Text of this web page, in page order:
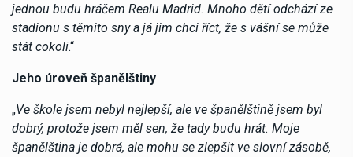
jednou budu hráčem Realu Madrid. Mnoho dětí odchází ze
stadionu s těmito sny a já jim chci říct, že s vášní se může
stát cokoli.“
Jeho úroveň španělštiny
„Ve škole jsem nebyl nejlepší, ale ve španělštině jsem byl
dobrý, protože jsem měl sen, že tady budu hrát. Moje
španělština je dobrá, ale mohu se zlepšit ve slovní zásobě,